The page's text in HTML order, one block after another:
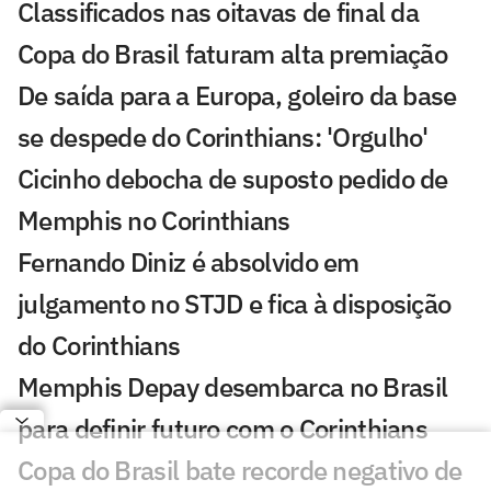
Classificados nas oitavas de final da
Copa do Brasil faturam alta premiação
De saída para a Europa, goleiro da base
se despede do Corinthians: 'Orgulho'
Cicinho debocha de suposto pedido de
Memphis no Corinthians
Fernando Diniz é absolvido em
julgamento no STJD e fica à disposição
do Corinthians
Memphis Depay desembarca no Brasil
para definir futuro com o Corinthians
Copa do Brasil bate recorde negativo de